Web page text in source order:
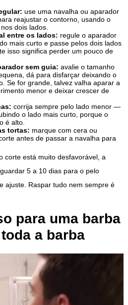
use uma navalha ou aparador
reajustar o contorno, usando o
dois lados.
entre os lados: regule o aparador
mais curto e passe pelos dois lados
isso significa perder um pouco de
sem guia: avalie o tamanho
dá para disfarçar deixando o
Se for grande, talvez valha aparar a
menor e deixar crescer de
corrija sempre pelo lado menor —
o lado mais curto, porque o
é alto.
tortas: marque com cera ou
antes de passar a navalha para
corte está muito desfavorável, a
5 a 10 dias para o pelo
ajuste. Raspar tudo nem sempre é
para uma barba
a barba